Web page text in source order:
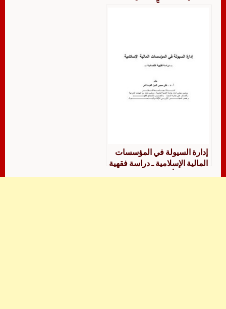
إدارة السيولة في المؤسسات
المالية الإسلامية ـ دراسة فقهية